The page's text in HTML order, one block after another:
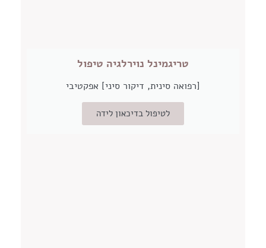
טריגמינל נוירלגיה טיפול
[רפואה סינית, דיקור סיני] אפקטיבי
לטיפול בדיכאון לידה